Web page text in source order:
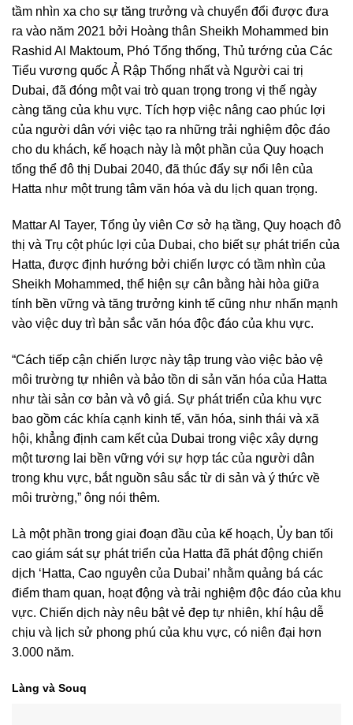
tầm nhìn xa cho sự tăng trưởng và chuyển đổi được đưa
ra vào năm 2021 bởi Hoàng thân Sheikh Mohammed bin
Rashid Al Maktoum, Phó Tổng thống, Thủ tướng của Các
Tiểu vương quốc Ả Rập Thống nhất và Người cai trị
Dubai, đã đóng một vai trò quan trọng trong vị thế ngày
càng tăng của khu vực. Tích hợp việc nâng cao phúc lợi
của người dân với việc tạo ra những trải nghiệm độc đáo
cho du khách, kế hoạch này là một phần của Quy hoạch
tổng thể đô thị Dubai 2040, đã thúc đẩy sự nổi lên của
Hatta như một trung tâm văn hóa và du lịch quan trọng.
Mattar Al Tayer, Tổng ủy viên Cơ sở hạ tầng, Quy hoạch đô
thị và Trụ cột phúc lợi của Dubai, cho biết sự phát triển của
Hatta, được định hướng bởi chiến lược có tầm nhìn của
Sheikh Mohammed, thể hiện sự cân bằng hài hòa giữa
tính bền vững và tăng trưởng kinh tế cũng như nhấn mạnh
vào việc duy trì bản sắc văn hóa độc đáo của khu vực.
“Cách tiếp cận chiến lược này tập trung vào việc bảo vệ
môi trường tự nhiên và bảo tồn di sản văn hóa của Hatta
như tài sản cơ bản và vô giá. Sự phát triển của khu vực
bao gồm các khía cạnh kinh tế, văn hóa, sinh thái và xã
hội, khẳng định cam kết của Dubai trong việc xây dựng
một tương lai bền vững với sự hợp tác của người dân
trong khu vực, bắt nguồn sâu sắc từ di sản và ý thức về
môi trường,” ông nói thêm.
Là một phần trong giai đoạn đầu của kế hoạch, Ủy ban tối
cao giám sát sự phát triển của Hatta đã phát động chiến
dịch ‘Hatta, Cao nguyên của Dubai’ nhằm quảng bá các
điểm tham quan, hoạt động và trải nghiệm độc đáo của khu
vực. Chiến dịch này nêu bật vẻ đẹp tự nhiên, khí hậu dễ
chịu và lịch sử phong phú của khu vực, có niên đại hơn
3.000 năm.
Làng và Souq